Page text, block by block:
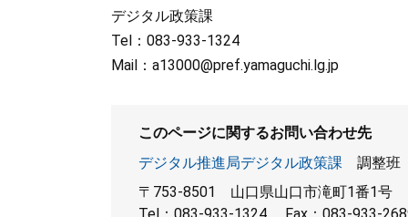
デジタル政策課
Tel：083-933-1324
Mail： a13000@pref.yamaguchi.lg.jp
このページに関するお問い合わせ先
デジタル推進局デジタル政策課
調整班
〒753-8501
山口県山口市滝町1番1号